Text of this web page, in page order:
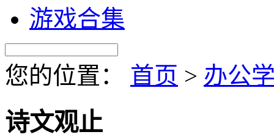
游戏合集
您的位置： 首页 > 办公
诗文观止